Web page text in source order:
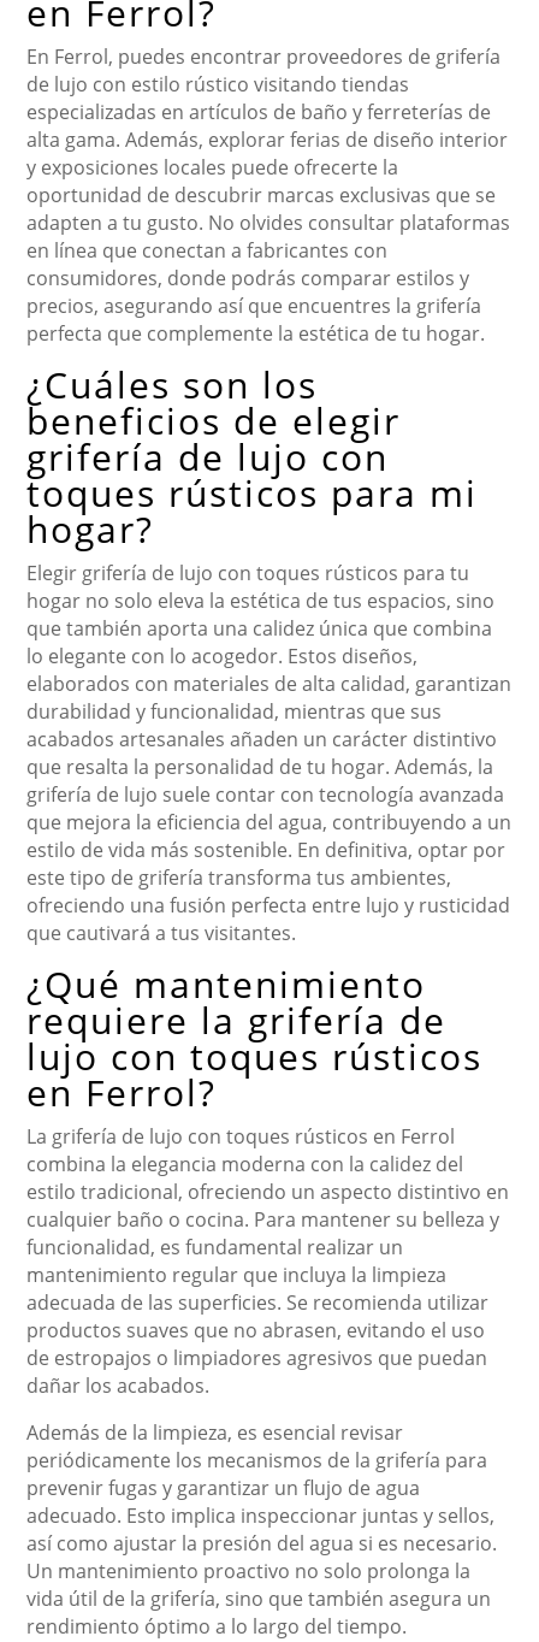
en Ferrol?
En Ferrol, puedes encontrar proveedores de grifería
de lujo con estilo rústico visitando tiendas
especializadas en artículos de baño y ferreterías de
alta gama. Además, explorar ferias de diseño interior
y exposiciones locales puede ofrecerte la
oportunidad de descubrir marcas exclusivas que se
adapten a tu gusto. No olvides consultar plataformas
en línea que conectan a fabricantes con
consumidores, donde podrás comparar estilos y
precios, asegurando así que encuentres la grifería
perfecta que complemente la estética de tu hogar.
¿Cuáles son los
beneficios de elegir
grifería de lujo con
toques rústicos para mi
hogar?
Elegir grifería de lujo con toques rústicos para tu
hogar no solo eleva la estética de tus espacios, sino
que también aporta una calidez única que combina
lo elegante con lo acogedor. Estos diseños,
elaborados con materiales de alta calidad, garantizan
durabilidad y funcionalidad, mientras que sus
acabados artesanales añaden un carácter distintivo
que resalta la personalidad de tu hogar. Además, la
grifería de lujo suele contar con tecnología avanzada
que mejora la eficiencia del agua, contribuyendo a un
estilo de vida más sostenible. En definitiva, optar por
este tipo de grifería transforma tus ambientes,
ofreciendo una fusión perfecta entre lujo y rusticidad
que cautivará a tus visitantes.
¿Qué mantenimiento
requiere la grifería de
lujo con toques rústicos
en Ferrol?
La grifería de lujo con toques rústicos en Ferrol
combina la elegancia moderna con la calidez del
estilo tradicional, ofreciendo un aspecto distintivo en
cualquier baño o cocina. Para mantener su belleza y
funcionalidad, es fundamental realizar un
mantenimiento regular que incluya la limpieza
adecuada de las superficies. Se recomienda utilizar
productos suaves que no abrasen, evitando el uso
de estropajos o limpiadores agresivos que puedan
dañar los acabados.
Además de la limpieza, es esencial revisar
periódicamente los mecanismos de la grifería para
prevenir fugas y garantizar un flujo de agua
adecuado. Esto implica inspeccionar juntas y sellos,
así como ajustar la presión del agua si es necesario.
Un mantenimiento proactivo no solo prolonga la
vida útil de la grifería, sino que también asegura un
rendimiento óptimo a lo largo del tiempo.